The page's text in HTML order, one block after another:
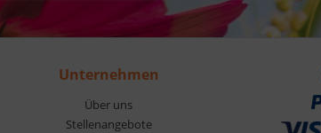
Unternehmen
Über uns
Stellenangebote